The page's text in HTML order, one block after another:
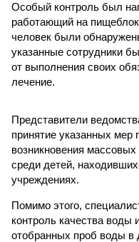
Особый контроль был
работающий на
человек были
указанные сотрудники
от выполнения своих
лечение.
Представители
принятие указанных мер
возникновения
среди детей,
учреждениях.
Помимо этого,
контроль качества воды
отобранных проб воды в